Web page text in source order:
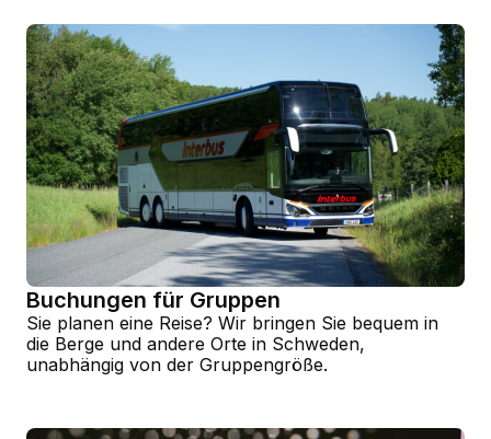
Buchungen für Gruppen
Sie planen eine Reise? Wir bringen Sie bequem in
die Berge und andere Orte in Schweden,
unabhängig von der Gruppengröße.